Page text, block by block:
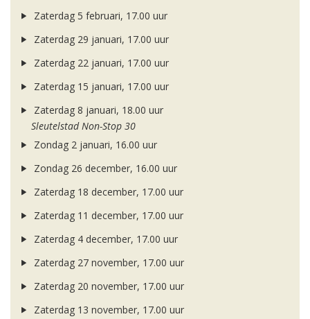
Zaterdag 5 februari, 17.00 uur
Zaterdag 29 januari, 17.00 uur
Zaterdag 22 januari, 17.00 uur
Zaterdag 15 januari, 17.00 uur
Zaterdag 8 januari, 18.00 uur
Sleutelstad Non-Stop 30
Zondag 2 januari, 16.00 uur
Zondag 26 december, 16.00 uur
Zaterdag 18 december, 17.00 uur
Zaterdag 11 december, 17.00 uur
Zaterdag 4 december, 17.00 uur
Zaterdag 27 november, 17.00 uur
Zaterdag 20 november, 17.00 uur
Zaterdag 13 november, 17.00 uur